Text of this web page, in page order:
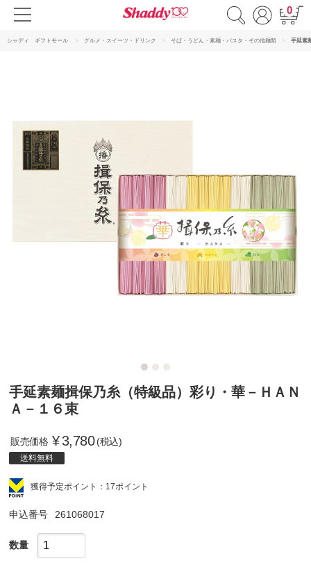
0
シャディ ギフトモール グルメ・スイーツ・ドリンク そば・うどん・素麺・パスタ・その他麺類 手延素
手延素麺揖保乃糸（特級品）彩り・華－ＨＡＮ
Ａ－１６束
販売価格 ¥3,780 (税込)
送料無料
獲得予定ポイント：17ポイント
申込番号 261068017
数量